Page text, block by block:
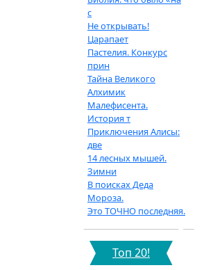
с
Не открывать!
Царапает
Пастелия. Конкурс
прин
Тайна Великого
Алхимик
Малефисента.
История т
Приключения Алисы:
две
14 лесных мышей.
Зимни
В поисках Деда
Мороза.
Это ТОЧНО последняя.
Топ 20!